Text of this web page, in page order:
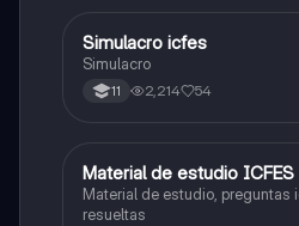
ICFES: Lectura Crítica
Simulacro icfes
Simulacro
11 2,214 54
ICFES: Matemáticas
Material de estudio ICFES
Material de estudio, preguntas
resueltas